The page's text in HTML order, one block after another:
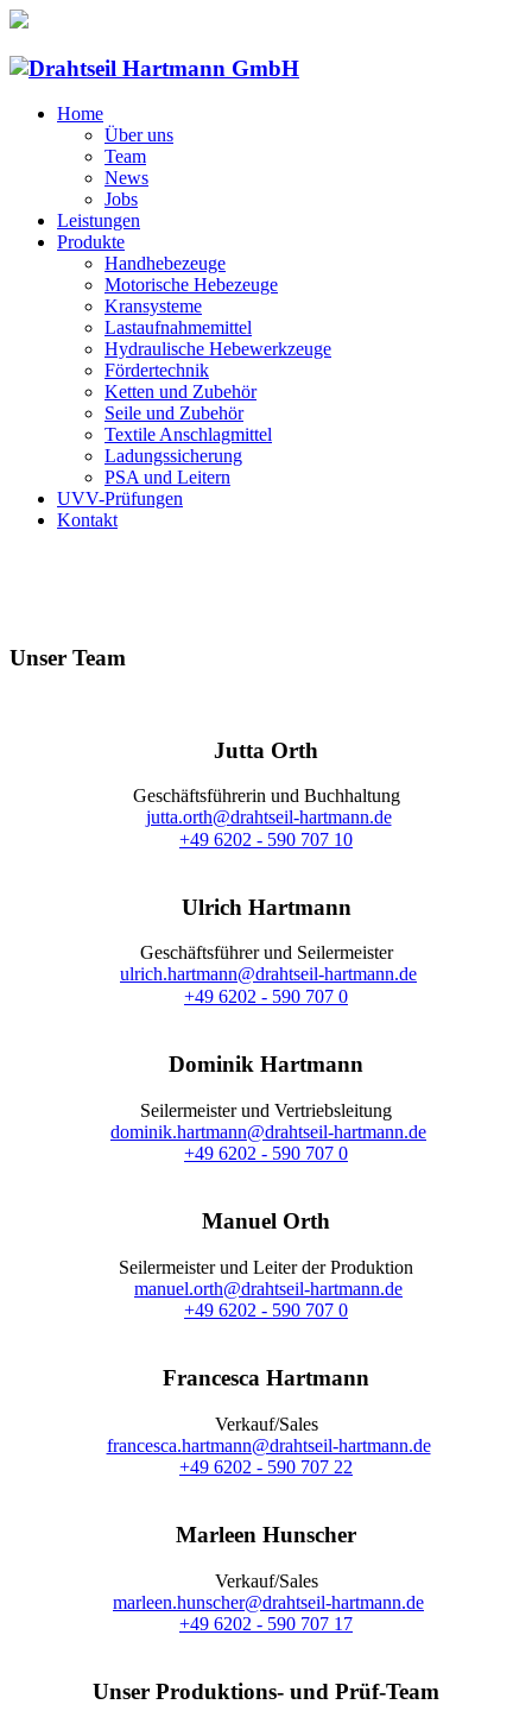
Home
Über uns
Team
News
Jobs
Leistungen
Produkte
Handhebezeuge
Motorische Hebezeuge
Kransysteme
Lastaufnahmemittel
Hydraulische Hebewerkzeuge
Fördertechnik
Ketten und Zubehör
Seile und Zubehör
Textile Anschlagmittel
Ladungssicherung
PSA und Leitern
UVV-Prüfungen
Kontakt
Unser Team
Jutta Orth
Geschäftsführerin und Buchhaltung
jutta.orth@drahtseil-hartmann.de
+49 6202 - 590 707 10
Ulrich Hartmann
Geschäftsführer und Seilermeister
ulrich.hartmann@drahtseil-hartmann.de
+49 6202 - 590 707 0
Dominik Hartmann
Seilermeister und Vertriebsleitung
dominik.hartmann@drahtseil-hartmann.de
+49 6202 - 590 707 0
Manuel Orth
Seilermeister und Leiter der Produktion
manuel.orth@drahtseil-hartmann.de
+49 6202 - 590 707 0
Francesca Hartmann
Verkauf/Sales
francesca.hartmann@drahtseil-hartmann.de
+49 6202 - 590 707 22
Marleen Hunscher
Verkauf/Sales
marleen.hunscher@drahtseil-hartmann.de
+49 6202 - 590 707 17
Unser Produktions- und Prüf-Team